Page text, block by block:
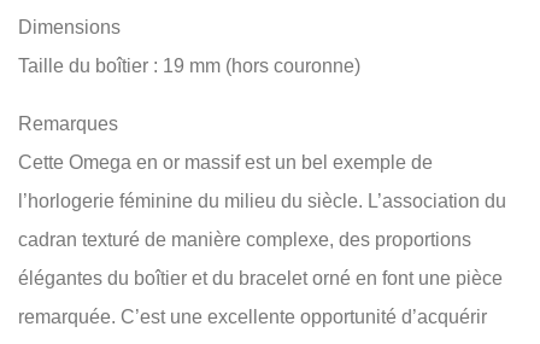
Dimensions
Taille du boîtier : 19 mm (hors couronne)
Remarques
Cette Omega en or massif est un bel exemple de
l’horlogerie féminine du milieu du siècle. L’association du
cadran texturé de manière complexe, des proportions
élégantes du boîtier et du bracelet orné en font une pièce
remarquée. C’est une excellente opportunité d’acquérir